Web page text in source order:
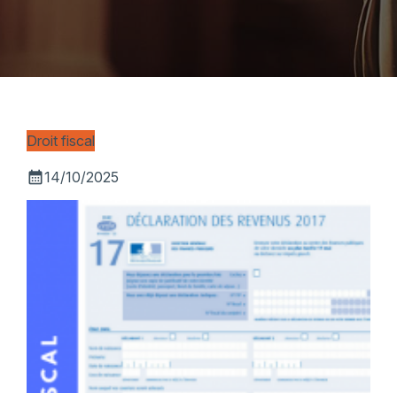
Droit fiscal
calendar_month14/10/2025